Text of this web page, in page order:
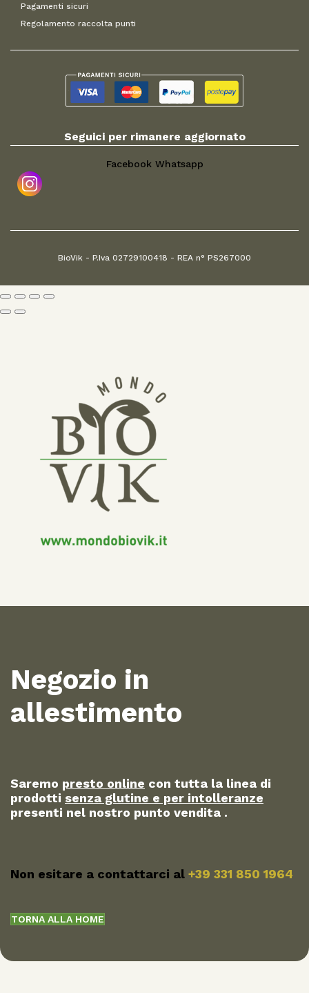
Pagamenti sicuri
Regolamento raccolta punti
Seguici per rimanere aggiornato
Facebook Whatsapp
BioVik - P.Iva 02729100418 - REA n° PS267000
Negozio in
allestimento
Saremo presto online con tutta la linea di
prodotti senza glutine e per intolleranze
presenti nel nostro punto vendita .
Non esitare a contattarci al +39 331 850 1964
TORNA ALLA HOME